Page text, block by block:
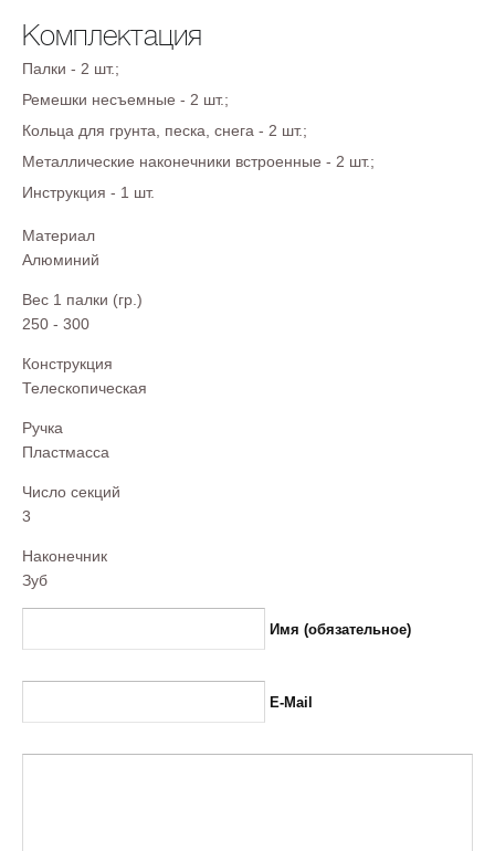
Комплектация
Палки - 2 шт.;
Ремешки несъемные - 2 шт.;
Кольца для грунта, песка, снега - 2 шт.;
Металлические наконечники встроенные - 2 шт.;
Инструкция - 1 шт.
Материал
Алюминий
Вес 1 палки (гр.)
250 - 300
Конструкция
Телескопическая
Ручка
Пластмасса
Число секций
3
Наконечник
Зуб
Имя (обязательное)
E-Mail